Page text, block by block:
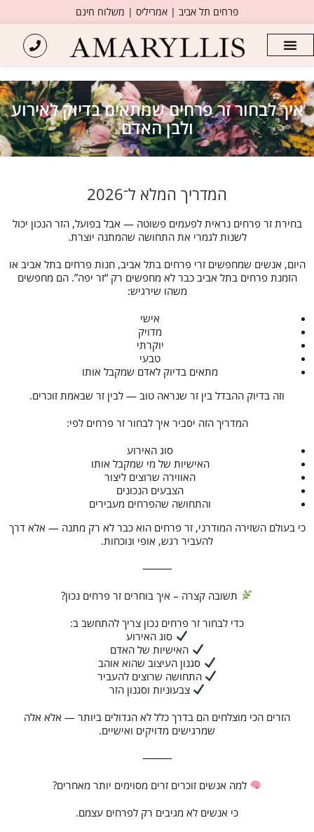
פרחים תל אביב | אמריליס | משלוח חינם
איך לבחור זר פרחים שמתאים בדיוק לאירוע
ולבן האדם
המדריך המלא ל־2026
בחירת זר פרחים נראית לפעמים פשוטה — אבל בפועל, הזר הנכון יכול
לשנות לגמרי את התחושה שהמתנה יוצרת.
היום, אנשים שמחפשים זרי פרחים בתל אביב, חנות פרחים בתל אביב או
הזמנת פרחים בתל אביב כבר לא מחפשים רק “זר יפה”. הם מחפשים
משהו שירגיש:
אישי
מדויק
יוקרתי
טבעי
מתאים בדיוק לאדם שמקבל אותו
וזה בדיוק ההבדל בין זר שנראה טוב — לבין זר שבאמת זוכרים.
המדריך הזה יסביר איך לבחור זר פרחים לפי:
סוג האירוע
האישיות של מי שמקבל אותו
האווירה שרוצים ליצור
הצבעים הנכונים
והתחושה שהפרחים מעבירים
כי בעולם השזירה המודרני, זר פרחים הוא כבר לא רק מתנה — אלא דרך
להעביר רגש, אופי ונוכחות.
⸻
תשובה קצרה – איך בוחרים זר פרחים נכון?
כדי לבחור זר פרחים נכון צריך להתחשב ב:
סוג האירוע
האישיות של האדם
סגנון העיצוב שהוא אוהב
התחושה שרוצים להעביר
צבעוניות וסגנון הזר
הזרים הכי מוצלחים הם בדרך כלל לא הגדולים ביותר — אלא אלה
שמרגישים מדויקים ואישיים.
⸻
למה אנשים זוכרים זרים מסוימים יותר מאחרים?
כי אנשים לא מגיבים רק לפרחים עצמם.